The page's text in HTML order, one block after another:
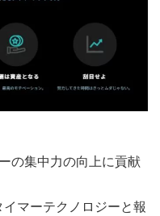
の集中力の向上に貢献
マーテクノロジーと報